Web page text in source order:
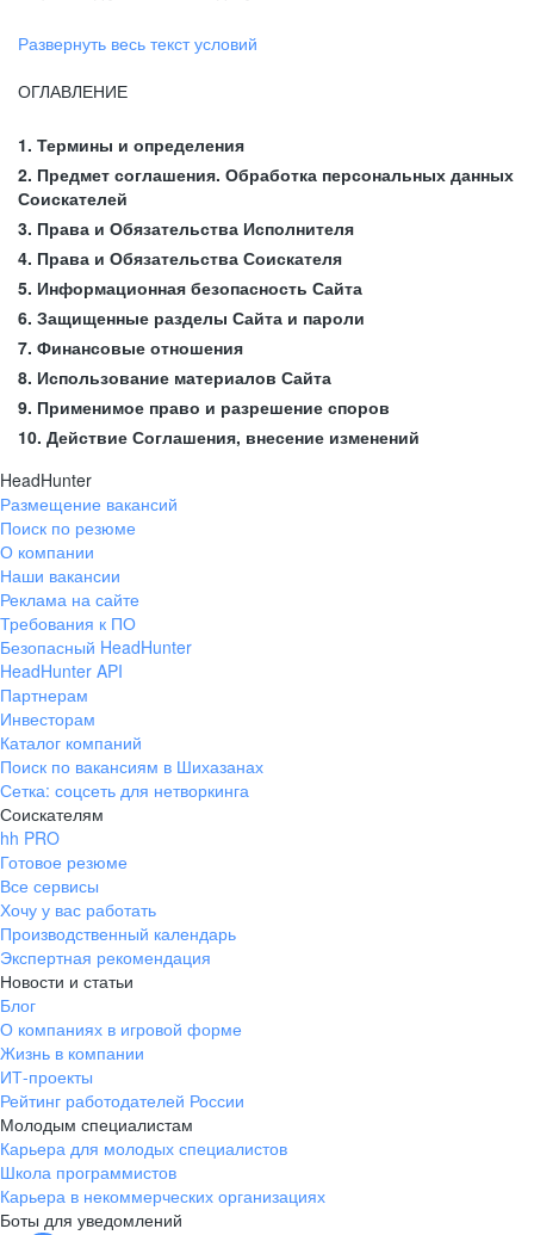
Развернуть весь текст условий
ОГЛАВЛЕНИЕ
1. Термины и определения
2. Предмет соглашения. Обработка персональных данных
Соискателей
3. Права и Обязательства Исполнителя
4. Права и Обязательства Соискателя
5. Информационная безопасность Сайта
6. Защищенные разделы Сайта и пароли
7. Финансовые отношения
8. Использование материалов Сайта
9. Применимое право и разрешение споров
10. Действие Соглашения, внесение изменений
HeadHunter
Размещение вакансий
Поиск по резюме
О компании
Наши вакансии
Реклама на сайте
Требования к ПО
Безопасный HeadHunter
HeadHunter API
Партнерам
Инвесторам
Каталог компаний
Поиск по вакансиям в Шихазанах
Сетка: соцсеть для нетворкинга
Соискателям
hh PRO
Готовое резюме
Все сервисы
Хочу у вас работать
Производственный календарь
Экспертная рекомендация
Новости и статьи
Блог
О компаниях в игровой форме
Жизнь в компании
ИТ-проекты
Рейтинг работодателей России
Молодым специалистам
Карьера для молодых специалистов
Школа программистов
Карьера в некоммерческих организациях
Боты для уведомлений